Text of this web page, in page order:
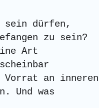
sein dürfen,
zu sein?
Art
Vorrat an inneren
Und was